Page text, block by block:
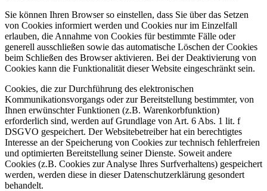
Sie können Ihren Browser so einstellen, dass Sie über das Setzen
von Cookies informiert werden und Cookies nur im Einzelfall
erlauben, die Annahme von Cookies für bestimmte Fälle oder
generell ausschließen sowie das automatische Löschen der Cookies
beim Schließen des Browser aktivieren. Bei der Deaktivierung von
Cookies kann die Funktionalität dieser Website eingeschränkt sein.
Cookies, die zur Durchführung des elektronischen
Kommunikationsvorgangs oder zur Bereitstellung bestimmter, von
Ihnen erwünschter Funktionen (z.B. Warenkorbfunktion)
erforderlich sind, werden auf Grundlage von Art. 6 Abs. 1 lit. f
DSGVO gespeichert. Der Websitebetreiber hat ein berechtigtes
Interesse an der Speicherung von Cookies zur technisch fehlerfreien
und optimierten Bereitstellung seiner Dienste. Soweit andere
Cookies (z.B. Cookies zur Analyse Ihres Surfverhaltens) gespeichert
werden, werden diese in dieser Datenschutzerklärung gesondert
behandelt.